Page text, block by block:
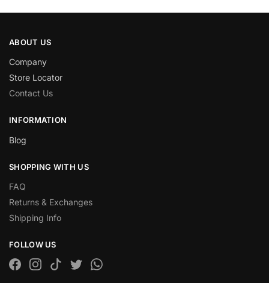
ABOUT US
Company
Store Locator
Contact Us
INFORMATION
Blog
SHOPPING WITH US
FAQ
Returns & Exchanges
Shipping Info
FOLLOW US